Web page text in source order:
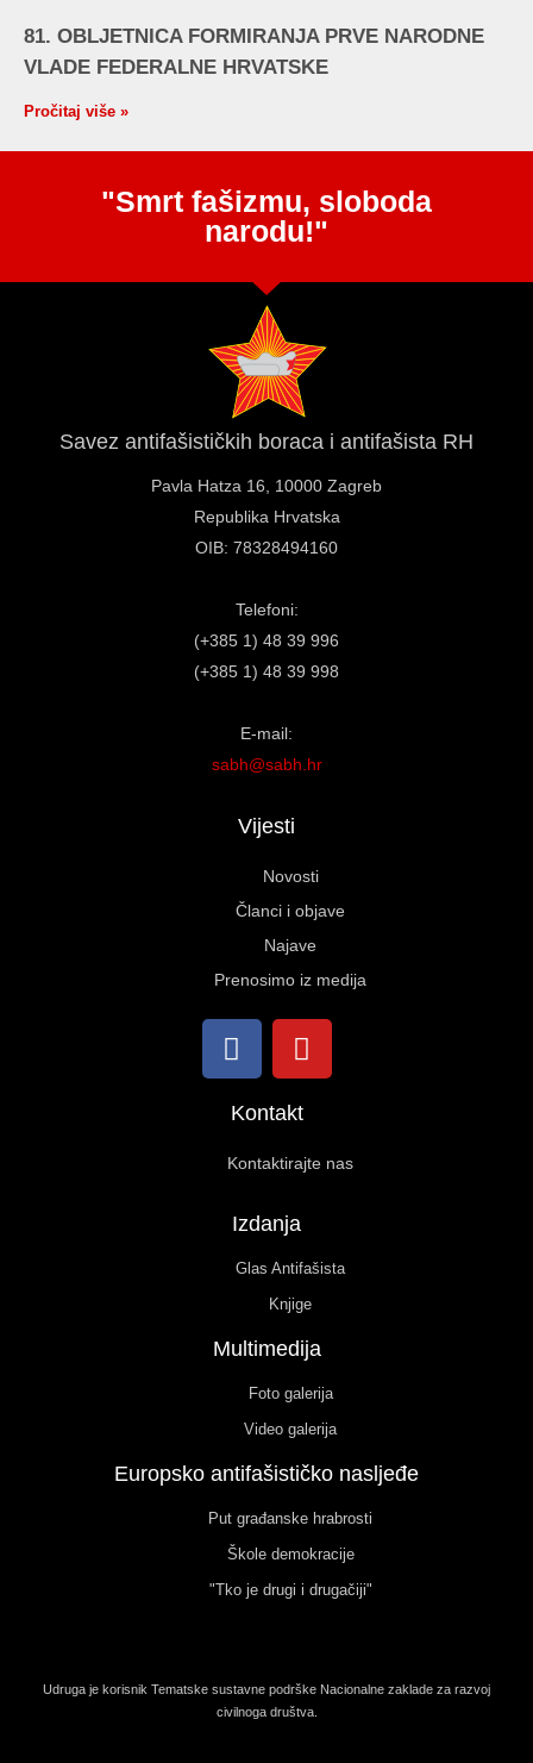
81. OBLJETNICA FORMIRANJA PRVE NARODNE
VLADE FEDERALNE HRVATSKE
Pročitaj više »
"Smrt fašizmu, sloboda
narodu!"
Savez antifašističkih boraca i antifašista RH
Pavla Hatza 16, 10000 Zagreb
Republika Hrvatska
OIB: 78328494160
Telefoni:
(+385 1) 48 39 996
(+385 1) 48 39 998
E-mail:
sabh@sabh.hr
Vijesti
Novosti
Članci i objave
Najave
Prenosimo iz medija
Kontakt
Kontaktirajte nas
Izdanja
Glas Antifašista
Knjige
Multimedija
Foto galerija
Video galerija
Europsko antifašističko nasljeđe
Put građanske hrabrosti
Škole demokracije
"Tko je drugi i drugačiji"
Udruga je korisnik Tematske sustavne podrške Nacionalne zaklade za razvoj
civilnoga društva.